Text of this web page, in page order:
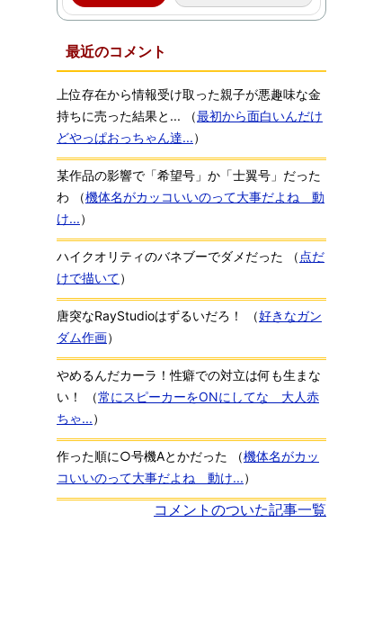
最近のコメント
上位存在から情報受け取った親子が悪趣味な金
持ちに売った結果と...
（最初から面白いんだけ
どやっぱおっちゃん達...）
某作品の影響で「希望号」か「士翼号」だった
わ
（機体名がカッコいいのって大事だよね 動
け...）
ハイクオリティのバネブーでダメだった （ 点だ
けで描いて）
唐突なRayStudioはずるいだろ！ （好きなガン
ダム作画）
やめるんだカーラ！性癖での対立は何も生まな
い！
（常にスピーカーをONにしてな 大人赤
ちゃ...）
作った順に○号機Aとかだった （機体名がカッ
コいいのって大事だよね 動け...）
コメントのついた記事一覧